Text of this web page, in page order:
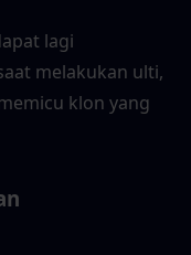
lagi
melakukan ulti,
klon yang